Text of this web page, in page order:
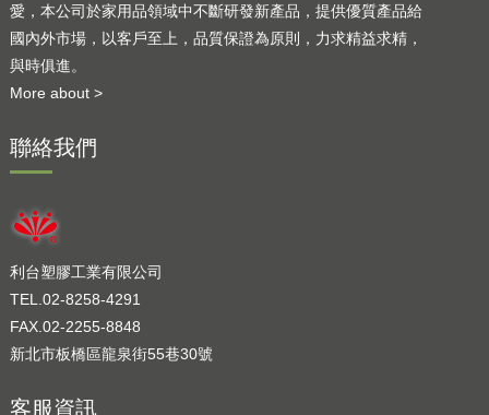
愛，本公司於家用品領域中不斷研發新產品，提供優質產品給
國內外市場，以客戶至上，品質保證為原則，力求精益求精，
與時俱進。
More about >
聯絡我們
利台塑膠工業有限公司
TEL.02-8258-4291
FAX.02-2255-8848
新北市板橋區龍泉街55巷30號
客服資訊